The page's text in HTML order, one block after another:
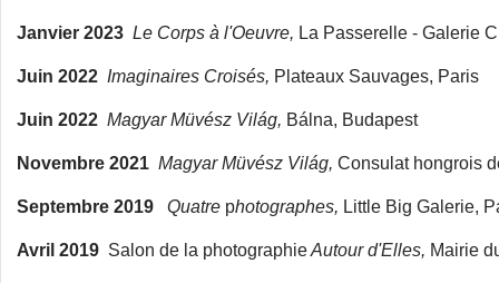
Janvier 2023 Le Corps à l'Oeuvre, La Passerelle - Galerie
Juin 2022 Imaginaires Croisés, Plateaux Sauvages, Paris
Juin 2022 Magyar Müvész Világ, Bálna, Budapest
Novembre 2021 Magyar Müvész Világ, Consulat hongrois
Septembre 2019 Quatre photographes, Little Big Galerie,
Avril 2019 Salon de la photographieAutour d'Elles, Mairie